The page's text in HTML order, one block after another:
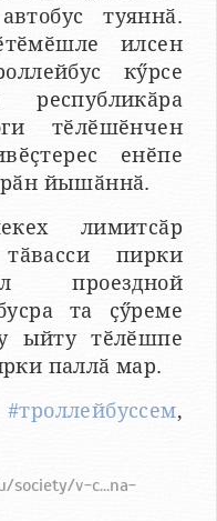
туяннӑ.
илсен
кӳрсе
тӗлӗшӗнчен
енӗпе
йышӑннӑ.
лимитсӑр
пирки
проездной
та ҫӳреме
ыйту тӗлӗшпе
паллӑ мар.
#троллейбуссем,
society/v-c...na-